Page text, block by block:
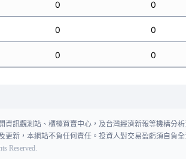
0 0
0 0
0 0
訊觀測站、櫃檯買賣中心，及台灣經濟新報等機構分
新，本網站不負任何責任。投資人對交易盈虧須自負
Reserved.